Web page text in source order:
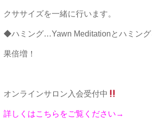
クササイズを一緒に行います。
◆ハミング…Yawn Meditationとハミング
果倍増！
オンラインサロン入会受付中
詳しくはこちらをご覧ください→